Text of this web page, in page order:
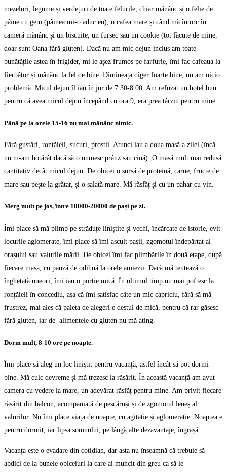
mezeluri, legume și verdețuri de toate felurile, chiar mănânc și o felie de
pâine cu gem (pâinea mi-o aduc eu), o cafea mare și când mă întorc în
cameră mănânc și un biscuite, un fursec sau un cookie (tot făcute de mine,
doar sunt Oana fără gluten). Dacă nu am mic dejun inclus am toate
bunătățile astea în frigider, mi le așez frumos pe farfurie, îmi fac cafeaua la
fierbător și mănânc la fel de bine. Dimineața diger foarte bine, nu am nicio
problemă. Micul dejun îl iau în jur de 7.30-8.00. Am refuzat un hotel bun
pentru că avea micul dejun începând cu ora 9, era prea târziu pentru mine.
Până pe la orele 15-16 nu mai mănânc nimic.
Fără gustări, ronțăieli, sucuri, prostii. Atunci iau a doua masă a zilei (încă
nu m-am hotărât dacă să o numesc prânz sau cină). O masă mult mai redusă
cantitativ decât micul dejun. De obicei o sursă de proteină, carne, fructe de
mare sau pește la grătar, și o salată mare. Mă răsfăț și cu un pahar cu vin.
Merg mult pe jos, între 10000-20000 de pași pe zi.
Îmi place să mă plimb pe străduțe liniștite și vechi, încărcate de istorie, evit
locurile aglomerate, îmi place să îmi ascult pașii, zgomotul îndepărtat al
orașului sau valurile mării. De obicei îmi fac plimbările în două etape, după
fiecare masă, cu pauză de odihnă la orele amiezii. Dacă mă tentează o
înghețată uneori, îmi iau o porție mică. În ultimul timp nu mai poftesc la
ronțăieli în concediu, așa că îmi satisfac câte un mic capriciu, fără să mă
frustrez, mai ales că paleta de alegeri e destul de mică, pentru că rar găsesc
fără gluten, iar de alimentele cu gluten nu mă ating.
Dorm mult, 8-10 ore pe noapte.
Îmi place să aleg un loc liniștit pentru vacanță, astfel încât să pot dormi
bine. Mă culc devreme și mă trezesc la răsărit. În această vacanță am avut
camera cu vedere la mare, un adevărat răsfăț pentru mine. Am privit fiecare
răsărit din balcon, acompaniată de pescăruși și de zgomotul leneș al
valurilor. Nu îmi place viața de noapte, cu agitație și aglomerație. Noaptea e
pentru dormit, iar lipsa somnului, pe lângă alte dezavantaje, îngrașă.
Vacanța este o evadare din cotidian, dar asta nu înseamnă că trebuie să
abdici de la bunele obiceiuri la care ai muncit din greu ca să le